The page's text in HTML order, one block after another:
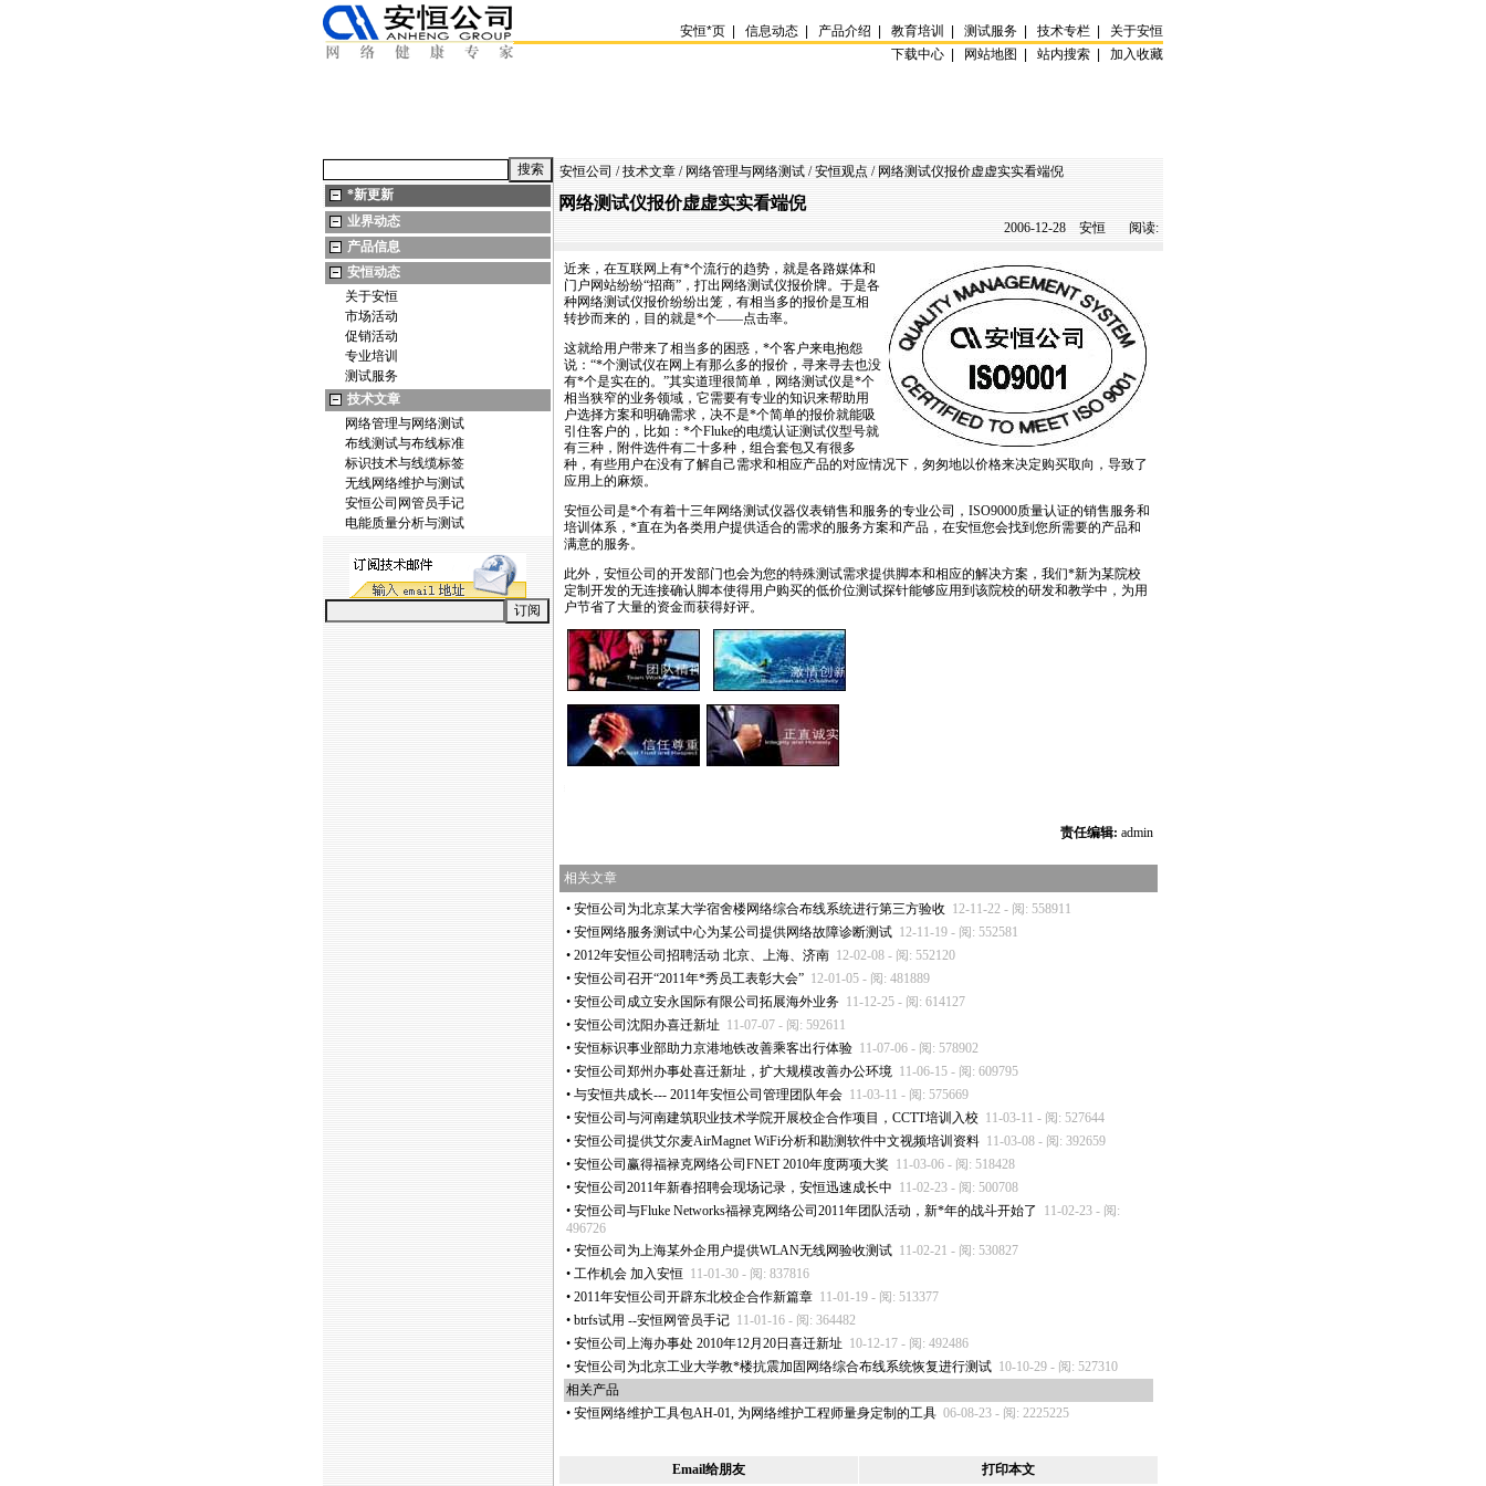
安恒*页 信息动态 产品介绍 教育培训 测试服务 技术专栏
关于安恒
下载中心 |
网站地图 站内搜索 加入收藏
*新更新
业界动态
产品信息
安恒动态
关于安恒
市场活动
促销活动
专业培训
测试服务
技术文章
网络管理与网络测试
布线测试与布线标准
标识技术与线缆标签
无线网络维护与测试
安恒公司网管员手记
电能质量分析与测试
安恒公司 /技术文章 / 网络管理与网络测试 /安恒观点 / 网络测试仪报价虚虚实实看端倪
网络测试仪报价虚虚实实看端倪
2006-12-28 安恒 阅读:
近来，在互联网上有*个流行的趋势，就是各路媒体和
门户网站纷纷“招商”，打出网络测试仪报价牌。于是各
种网络测试仪报价纷纷出笼，有相当多的报价是互相
转抄而来的，目的就是*个——点击率。
这就给用户带来了相当多的困惑， *个客户来电抱怨
说：“*个测试仪在网上有那么多的报价，寻来寻去也没
有*个是实在的。”其实道理很简单，网络测试仪是*个
相当狭窄的业务领域，它需要有专业的知识来帮助用
户选择方案和明确需求，决不是*个简单的报价就能吸
引住客户的，比如： *个Fluke的电缆认证测试仪型号就
有三种，附件选件有二十多种，组合套包又有很多
种，有些用户在没有了解自己需求和相应产品的对应情况下，匆匆地以价格来决定购买取向，导致了
应用上的麻烦。
安恒公司是*个有着十三年网络测试仪器仪表销售和服务的专业公司，ISO9000质量认证的销售服务和
培训体系， *直在为各类用户提供适合的需求的服务方案和产品，在安恒您会找到您所需要的产品和
满意的服务。
此外，安恒公司的开发部门也会为您的特殊测试需求提供脚本和相应的解决方案，我们*新为某院校
定制开发的无连接确认脚本使得用户购买的低价位测试探针能够应用到该院校的研发和教学中，为用
户节省了大量的资金而获得好评。
责任编辑: admin
相关文章
• 安恒公司为北京某大学宿舍楼网络综合布线系统进行第三方验收 12-11-22 - 阅: 558911
• 安恒网络服务测试中心为某公司提供网络故障诊断测试 12-11-19 - 阅: 552581
• 2012年安恒公司招聘活动 北京、上海、济南 12-02-08 - 阅: 552120
• 安恒公司召开“2011年*秀员工表彰大会” 12-01-05 - 阅: 481889
• 安恒公司成立安永国际有限公司拓展海外业务 11-12-25 - 阅: 614127
• 安恒公司沈阳办喜迁新址 11-07-07 - 阅: 592611
• 安恒标识事业部助力京港地铁改善乘客出行体验 11-07-06 - 阅: 578902
• 安恒公司郑州办事处喜迁新址，扩大规模改善办公环境 11-06-15 - 阅: 609795
• 与安恒共成长--- 2011年安恒公司管理团队年会 11-03-11 - 阅: 575669
• 安恒公司与河南建筑职业技术学院开展校企合作项目，CCTT培训入校 11-03-11 - 阅: 527644
• 安恒公司提供艾尔麦AirMagnet WiFi分析和勘测软件中文视频培训资料 11-03-08 - 阅: 392659
• 安恒公司赢得福禄克网络公司FNET 2010年度两项大奖 11-03-06 - 阅: 518428
• 安恒公司2011年新春招聘会现场记录，安恒迅速成长中 11-02-23 - 阅: 500708
• 安恒公司与Fluke Networks福禄克网络公司2011年团队活动，新*年的战斗开始了
11-02-23 - 阅:
496726
• 安恒公司为上海某外企用户提供WLAN无线网验收测试 11-02-21 - 阅: 530827
• 工作机会 加入安恒 11-01-30 - 阅: 837816
• 2011年安恒公司开辟东北校企合作新篇章 11-01-19 - 阅: 513377
• btrfs试用 --安恒网管员手记 11-01-16 - 阅: 364482
• 安恒公司上海办事处 2010年12月20日喜迁新址 10-12-17 - 阅: 492486
• 安恒公司为北京工业大学教*楼抗震加固网络综合布线系统恢复进行测试 10-10-29 - 阅: 527310
相关产品
• 安恒网络维护工具包AH-01, 为网络维护工程师量身定制的工具 06-08-23 - 阅: 2225225
Email给朋友 打印本文